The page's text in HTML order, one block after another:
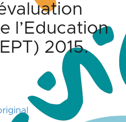
l’Education
2015.